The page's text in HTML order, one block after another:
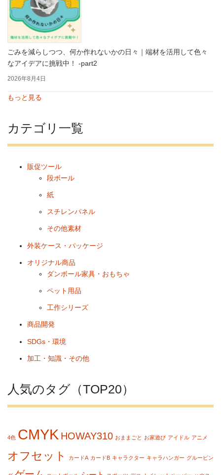
ごみを減らしつつ、何か作れないかの日々｜端材を活用して色々
なアイデアに挑戦中！ -part2
2026年8月4日
もっと見る
カテゴリ一覧
販促ツール
段ボール
紙
スチレンパネル
その他素材
外装ケース・パッケージ
オリジナル商品
ダンボール家具・おもちゃ
ペット用品
工作シリーズ
商品開発
SDGs・環境
加工・知識・その他
人気のタグ（TOP20）
4色 CMYK HOWAY310 おままごと お家遊び アイドル アニメ
オフセット カードA カードB キャラクター キャラハンガー グルーピン